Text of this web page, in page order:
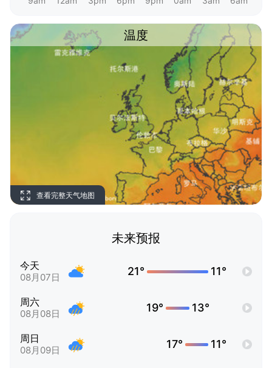
温度
查看完整天气地图
未来预报
今天
08月07日 21° 11°
周六
08月08日 19° 13°
周日
08月09日 17° 11°